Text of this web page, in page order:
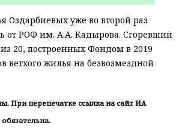
Оздарбиевых уже во второй раз
от РОФ им. А.А. Кадырова. Сгоревший
20, построенных Фондом в 2019
ветхого жилья на безвозмездной
При перепечатке ссылка на сайт ИА